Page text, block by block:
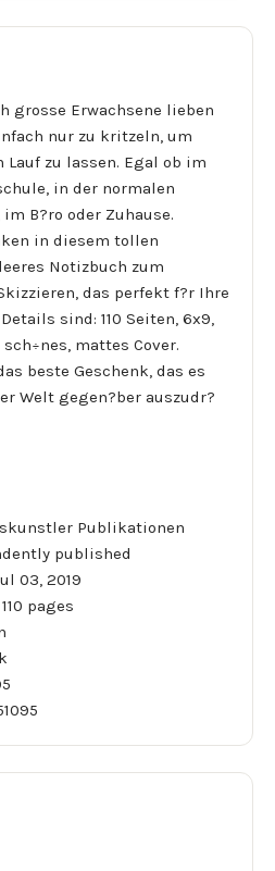
grosse Erwachsene lieben
nur zu kritzeln, um
zu lassen. Egal ob im
in der normalen
B?ro oder Zuhause.
in diesem tollen
Notizbuch zum
das perfekt f?r Ihre
sind: 110 Seiten, 6x9,
mattes Cover.
beste Geschenk, das es
Welt gegen?ber auszudr?
Publikationen
published
03, 2019
110 pages